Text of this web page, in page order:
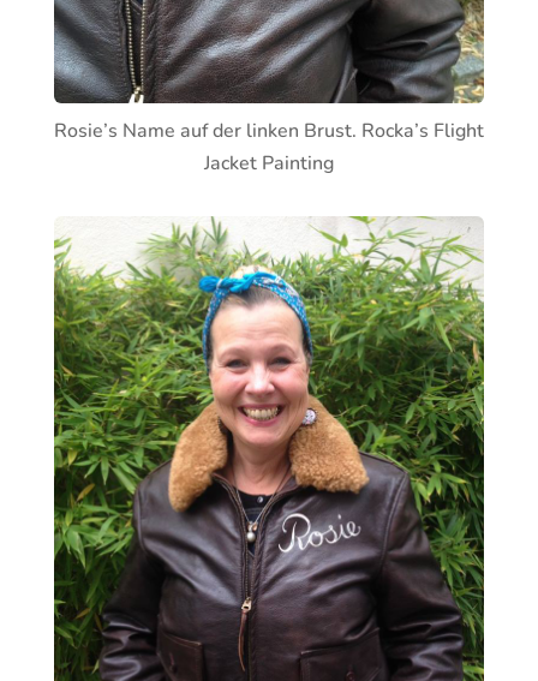
Rosie’s Name auf der linken Brust. Rocka’s Flight
Jacket Painting